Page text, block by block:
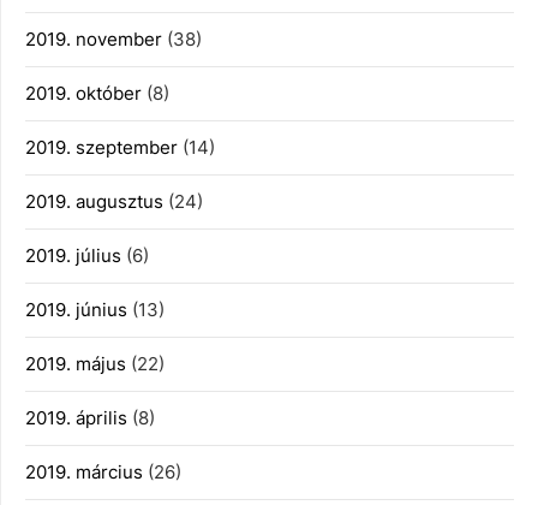
2019. november (38)
2019. október (8)
2019. szeptember (14)
2019. augusztus (24)
2019. július (6)
2019. június (13)
2019. május (22)
2019. április (8)
2019. március (26)